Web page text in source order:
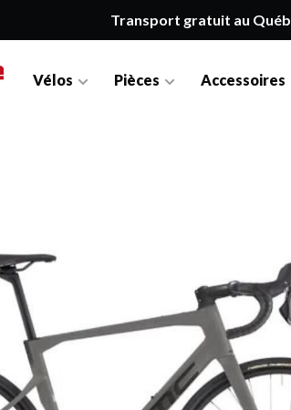
Transport gratuit au
Vélos Pièces Accessoires